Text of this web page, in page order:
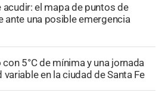
acudir: el mapa de puntos de
ante una posible emergencia
5°C de mínima y una jornada
en la ciudad de Santa Fe